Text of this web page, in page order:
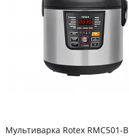
Мультиварка Rotex RMC501-B